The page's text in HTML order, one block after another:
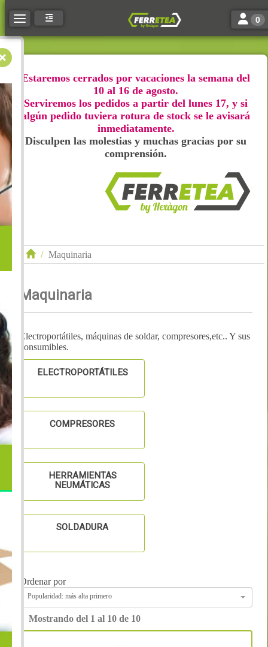
Toggle navigation Toggle
0
Estaremos cerrados por vacaciones la semana del
10 al 16 de agosto.
Serviremos los pedidos a partir del lunes 17, y si
algún pedido tuviera rotura de stock se le avisará
inmediatamente.
Disculpen las molestias y muchas gracias por su
comprensión.
Maquinaria
Maquinaria
Electroportátiles, máquinas de soldar, compresores,etc.. Y sus
consumibles.
ELECTROPORTÁTILES
COMPRESORES
HERRAMIENTAS
NEUMÁTICAS
SOLDADURA
Ordenar por
Popularidad: más alta primero
Mostrando del 1 al 10 de 10